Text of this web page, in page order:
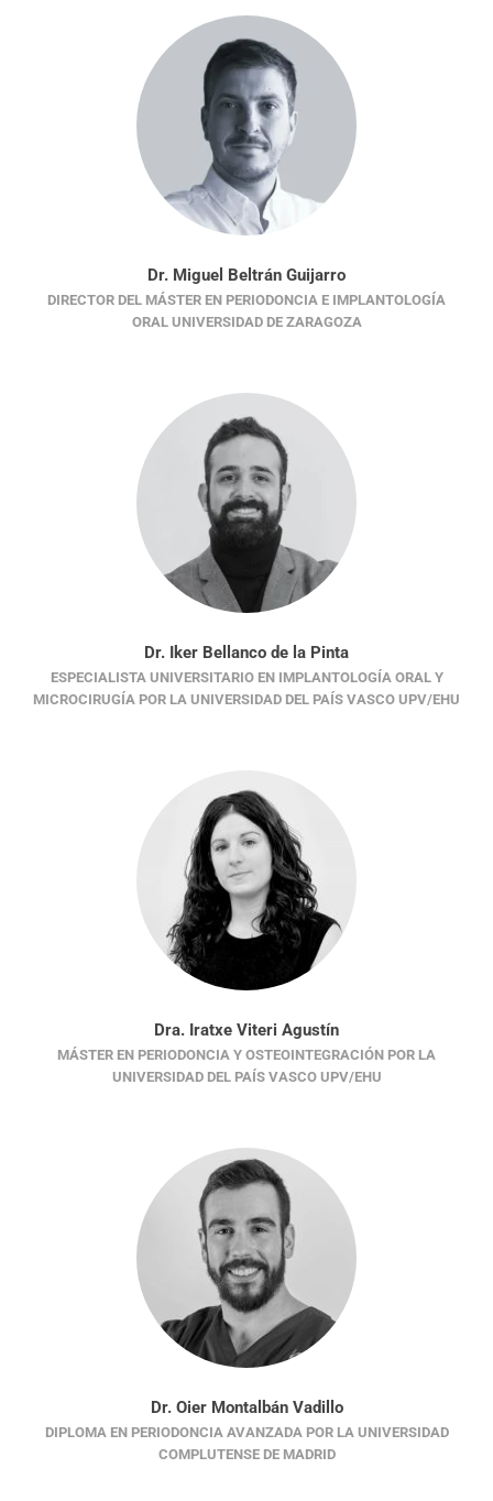
Dr. Miguel Beltrán Guijarro
DIRECTOR DEL MÁSTER EN PERIODONCIA E IMPLANTOLOGÍA
ORAL UNIVERSIDAD DE ZARAGOZA
Dr. Iker Bellanco de la Pinta
ESPECIALISTA UNIVERSITARIO EN IMPLANTOLOGÍA ORAL Y
MICROCIRUGÍA POR LA UNIVERSIDAD DEL PAÍS VASCO UPV/EHU
Dra. Iratxe Viteri Agustín
MÁSTER EN PERIODONCIA Y OSTEOINTEGRACIÓN POR LA
UNIVERSIDAD DEL PAÍS VASCO UPV/EHU
Dr. Oier Montalbán Vadillo
DIPLOMA EN PERIODONCIA AVANZADA POR LA UNIVERSIDAD
COMPLUTENSE DE MADRID